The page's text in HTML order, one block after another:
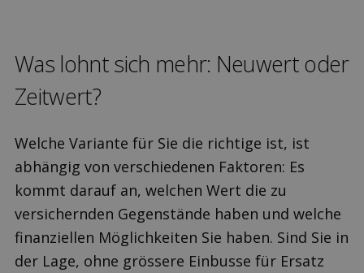
Was lohnt sich mehr: Neuwert oder
Zeitwert?
Welche Variante für Sie die richtige ist, ist
abhängig von verschiedenen Faktoren: Es
kommt darauf an, welchen Wert die zu
versichernden Gegenstände haben und welche
finanziellen Möglichkeiten Sie haben. Sind Sie in
der Lage, ohne grössere Einbusse für Ersatz